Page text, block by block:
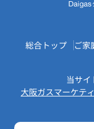
総合トップ ご家
当サイ
大阪ガスマーケテ